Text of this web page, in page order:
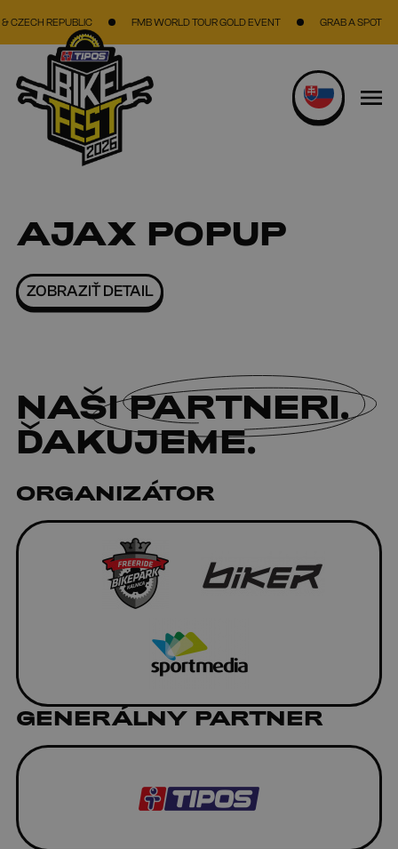
REPUBLIC FMB WORLD TOUR GOLD EVENT GRAB A SPOT
AJAX POPUP
ZOBRAZIŤ DETAIL
NAŠIPARTNERI.
ĎAKUJEME.
ORGANIZÁTOR
GENERÁLNY PARTNER